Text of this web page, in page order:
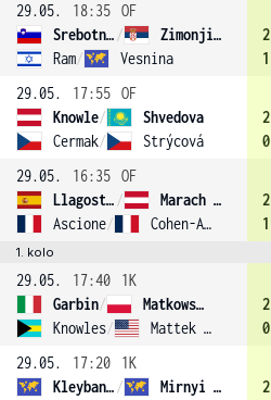
29.05.
18:35 OF
Srebotnik /
Zimonjic (6)
Ram/ Vesnina
2
1
29.05.
17:55 OF
Knowle/
Shvedova
Cermak/ Strýcová
2
0
29.05.
16:35 OF
Llagostera Vives /
Marach (3)
Ascione/ Cohen-Aloro
2
1
1. kolo
29.05. 17:40
1K
Garbin/
Matkowski
Knowles/ Mattek (4)
2
0
29.05.
17:20
1K
Kleybanova /
Mirnyi (5)
2